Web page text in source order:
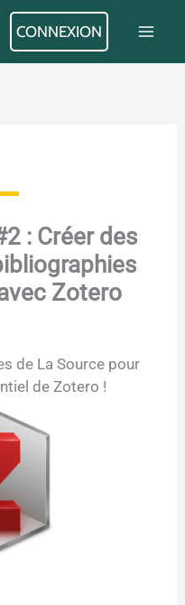
CONNEXION
: Créer des
Zotero
de La Source pour
de Zotero !